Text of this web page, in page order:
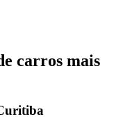
carros mais